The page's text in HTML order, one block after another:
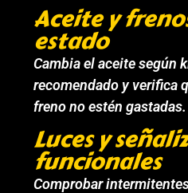
Aceite y
estado
Cambia el aceite según
recomendado y verifica
freno no estén gastadas.
Luces y
funcionales
Comprobar